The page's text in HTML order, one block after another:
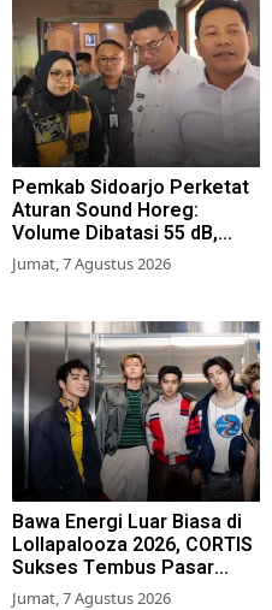
Pemkab Sidoarjo Perketat
Aturan Sound Horeg:
Volume Dibatasi 55 dB,
Wajib Kantongi Izin
Jumat, 7 Agustus 2026
Bawa Energi Luar Biasa di
Lollapalooza 2026, CORTIS
Sukses Tembus Pasar
Musik Global
Jumat, 7 Agustus 2026